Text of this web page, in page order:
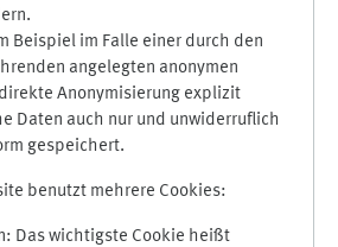
Beispiel im Falle einer durch den
angelegten anonymen
Anonymisierung explizit
Daten auch nur und unwiderruflich
gespeichert.
benutzt mehrere Cookies:
Das wichtigste Cookie heißt